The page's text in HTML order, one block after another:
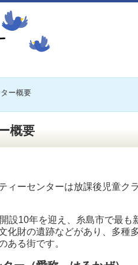
ー概要
概要
ィーセンターは放課後児童ク
設10年を迎え、糸島市で最も
化財の遺跡などがあり、多種
ある街です。